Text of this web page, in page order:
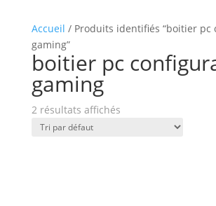
Accueil / Produits identifiés “boitier pc
gaming”
boitier pc
gaming
2 résultats affichés